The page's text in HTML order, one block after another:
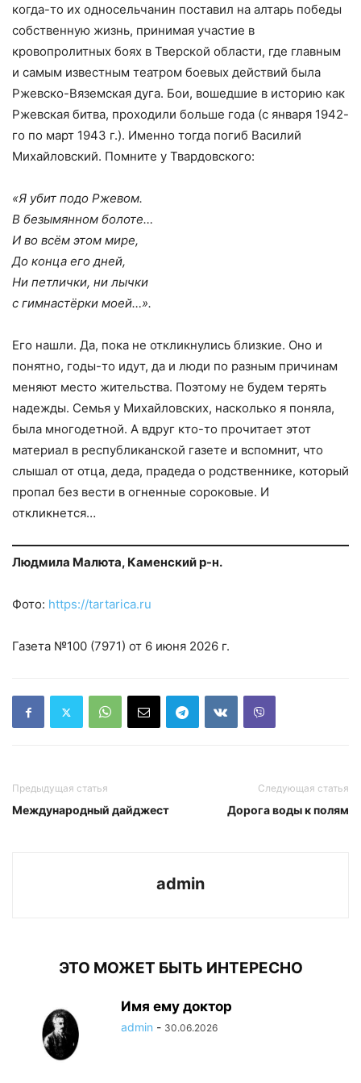
когда-то их односельчанин поставил на алтарь победы
собственную жизнь, принимая участие в
кровопролитных боях в Тверской области, где главным
и самым известным театром боевых действий была
Ржевско-Вяземская дуга. Бои, вошедшие в историю как
Ржевская битва, проходили больше года (с января 1942-
го по март 1943 г.). Именно тогда погиб Василий
Михайловский. Помните у Твардовского:
«Я убит подо Ржевом.
В безымянном болоте…
И во всём этом мире,
До конца его дней,
Ни петлички, ни лычки
с гимнастёрки моей…».
Его нашли. Да, пока не откликнулись близкие. Оно и
понятно, годы-то идут, да и люди по разным причинам
меняют место жительства. Поэтому не будем терять
надежды. Семья у Михайловских, насколько я поняла,
была многодетной. А вдруг кто-то прочитает этот
материал в республиканской газете и вспомнит, что
слышал от отца, деда, прадеда о родственнике, который
пропал без вести в огненные сороковые. И
откликнется…
Людмила Малюта, Каменский р-н.
Фото: https://tartarica.ru
Газета №100 (7971) от 6 июня 2026 г.
Предыдущая статья
Международный дайджест
Следующая статья
Дорога воды к полям
admin
ЭТО МОЖЕТ БЫТЬ ИНТЕРЕСНО
Имя ему доктор
admin - 30.06.2026